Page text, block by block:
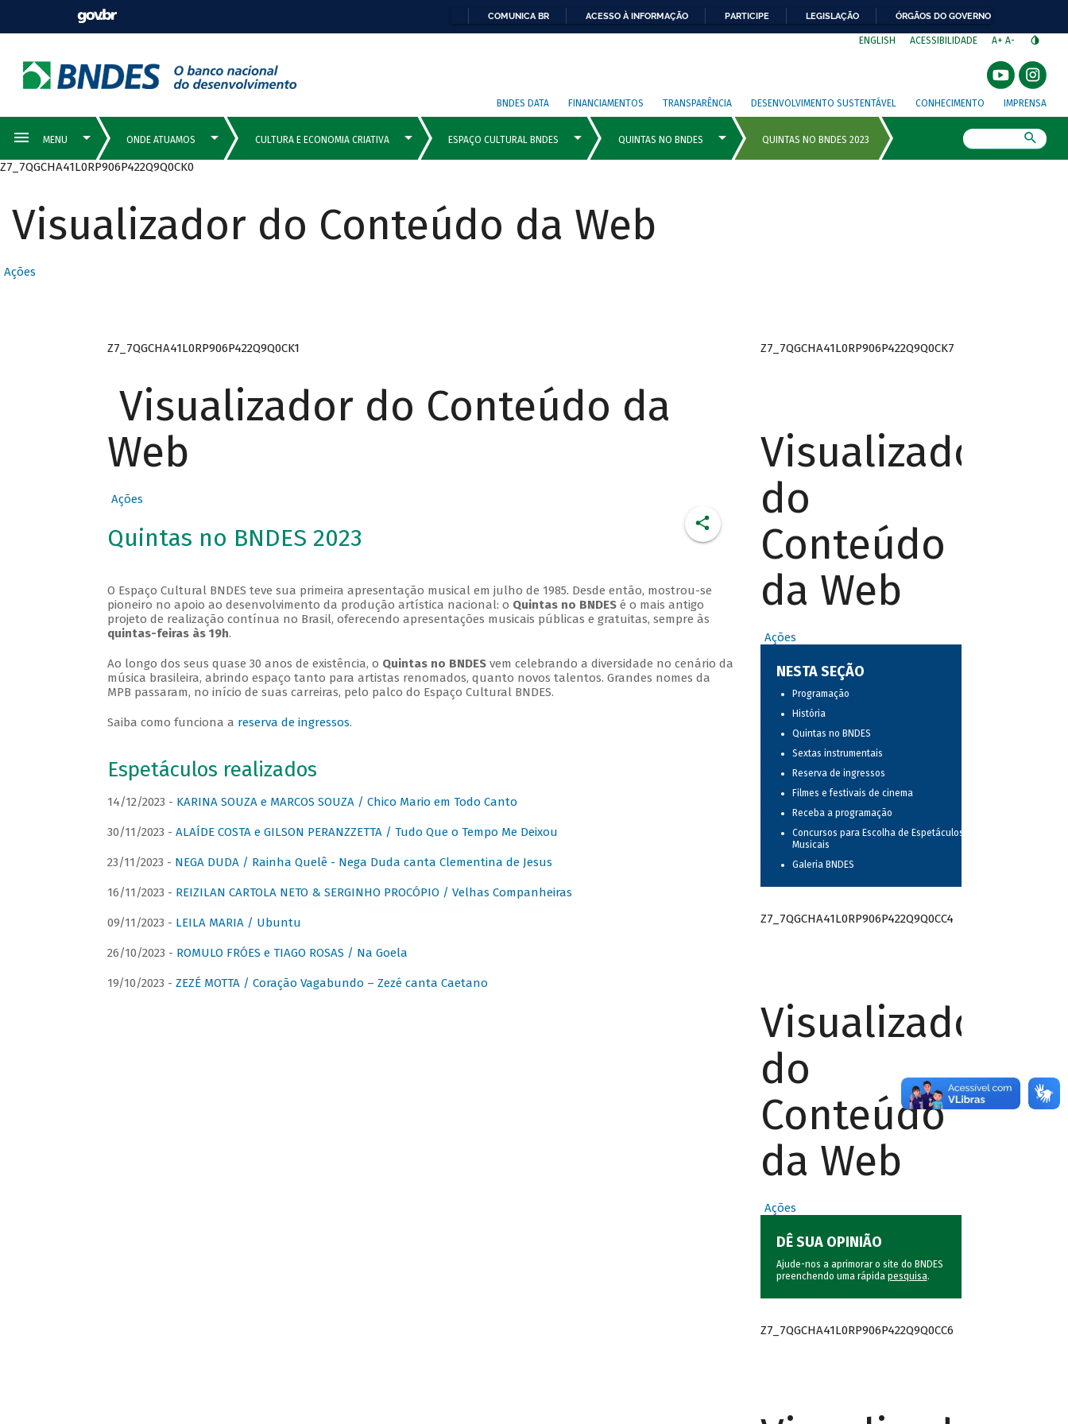
COMUNICA BR ACESSO À INFORMAÇÃO PARTICIPE LEGISLAÇÃO ÓRGÃOS DO GOVERNO
ENGLISH ACESSIBILIDADE A+ A-
BNDES DATA FINANCIAMENTOS TRANSPARÊNCIA DESENVOLVIMENTO SUSTENTÁVEL CONHECIMENTO IMPRENSA
Z7_7QGCHA41L0RP906P422Q9Q0CK0
Visualizador do Conteúdo da Web
Ações
Z7_7QGCHA41L0RP906P422Q9Q0CK1
Visualizador do Conteúdo da
Web
Ações
Quintas no BNDES 2023
O Espaço Cultural BNDES teve sua primeira apresentação musical em julho de 1985. Desde então, mostrou-se
pioneiro no apoio ao desenvolvimento da produção artística nacional: o Quintas no BNDESé o mais antigo
projeto de realização contínua no Brasil, oferecendo apresentações musicais públicas e gratuitas, sempre às
quintas-feiras às 19h.
Ao longo dos seus quase 30 anos de existência, o Quintas no BNDESvem celebrando a diversidade no cenário da
música brasileira, abrindo espaço tanto para artistas renomados, quanto novos talentos. Grandes nomes da
MPB passaram, no início de suas carreiras, pelo palco do Espaço Cultural BNDES.
Saiba como funciona a reserva de ingressos.
Espetáculos realizados
14/12/2023 - KARINA SOUZA e MARCOS SOUZA / Chico Mario em Todo Canto
30/11/2023 - ALAÍDE COSTA e GILSON PERANZZETTA / Tudo Que o Tempo Me Deixou
23/11/2023 - NEGA DUDA / Rainha Quelê - Nega Duda canta Clementina de Jesus
16/11/2023 - REIZILAN CARTOLA NETO & SERGINHO PROCÓPIO / Velhas Companheiras
09/11/2023 - LEILA MARIA / Ubuntu
26/10/2023 - ROMULO FRÓES e TIAGO ROSAS / Na Goela
19/10/2023 - ZEZÉ MOTTA / Coração Vagabundo – Zezé canta Caetano
Z7_7QGCHA41L0RP906P422Q9Q0CK7
Visualizador
do
Conteúdo
da Web
Ações
NESTA SEÇÃO
Programação
História
Quintas no BNDES
Sextas instrumentais
Reserva de ingressos
Filmes e festivais de cinema
Receba a programação
Concursos para Escolha de Espetáculos
Musicais
Galeria BNDES
Z7_7QGCHA41L0RP906P422Q9Q0CC4
Visualizador
do
Conteúdo
da Web
Ações
DÊ SUA OPINIÃO
Ajude-nos a aprimorar o site do BNDES
preenchendo uma rápida pesquisa.
Z7_7QGCHA41L0RP906P422Q9Q0CC6